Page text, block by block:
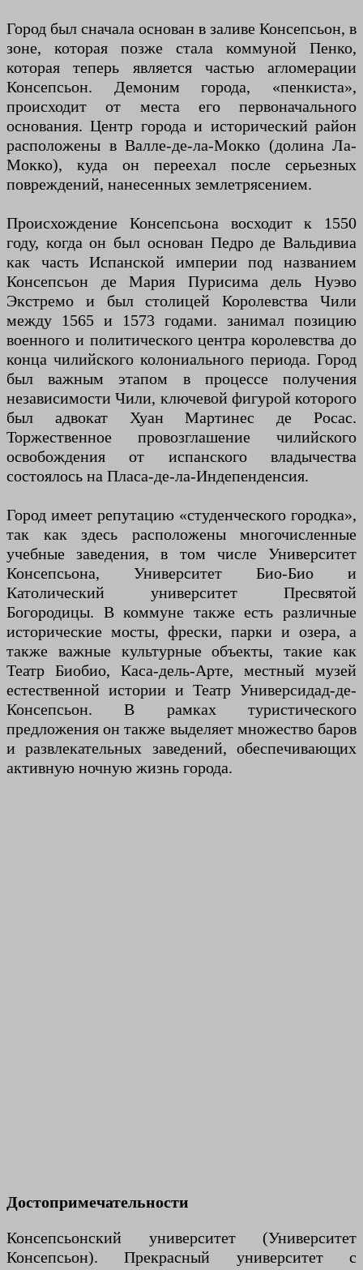
Город был сначала основан в заливе Консепсьон, в
зоне, которая позже стала коммуной Пенко,
которая теперь является частью агломерации
Консепсьон. Демоним города, «пенкиста»,
происходит от места его первоначального
основания. Центр города и исторический район
расположены в Валле-де-ла-Мокко (долина Ла-
Мокко), куда он переехал после серьезных
повреждений, нанесенных землетрясением.
Происхождение Консепсьона восходит к 1550
году, когда он был основан Педро де Вальдивиа
как часть Испанской империи под названием
Консепсьон де Мария Пурисима дель Нуэво
Экстремо и был столицей Королевства Чили
между 1565 и 1573 годами. занимал позицию
военного и политического центра королевства до
конца чилийского колониального периода. Город
был важным этапом в процессе получения
независимости Чили, ключевой фигурой которого
был адвокат Хуан Мартинес де Росас.
Торжественное провозглашение чилийского
освобождения от испанского владычества
состоялось на Пласа-де-ла-Индепенденсия.
Город имеет репутацию «студенческого городка»,
так как здесь расположены многочисленные
учебные заведения, в том числе Университет
Консепсьона, Университет Био-Био и
Католический университет Пресвятой
Богородицы. В коммуне также есть различные
исторические мосты, фрески, парки и озера, а
также важные культурные объекты, такие как
Театр Биобио, Каса-дель-Арте, местный музей
естественной истории и Театр Универсидад-де-
Консепсьон. В рамках туристического
предложения он также выделяет множество баров
и развлекательных заведений, обеспечивающих
активную ночную жизнь города.
Достопримечательности
Консепсьонский университет (Университет
Консепсьон). Прекрасный университет с